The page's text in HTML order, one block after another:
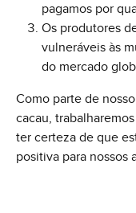
pagamos por
Os produtores
vulneráveis ​​às
do mercado
Como parte de
cacau,
ter certeza de que
positiva para nossos